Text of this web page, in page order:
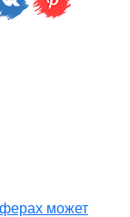
может